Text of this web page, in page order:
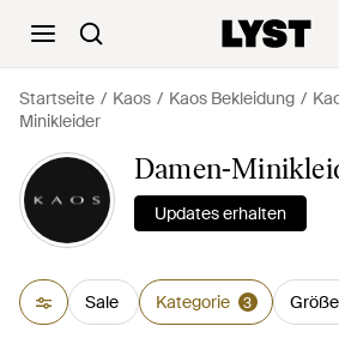
Startseite Kaos Kaos Bekleidung
Minikleider
Damen-
Updates erhalten
Sale Kategorie 3 Größe